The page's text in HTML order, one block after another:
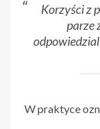
Korzyści z
parze
W praktyce